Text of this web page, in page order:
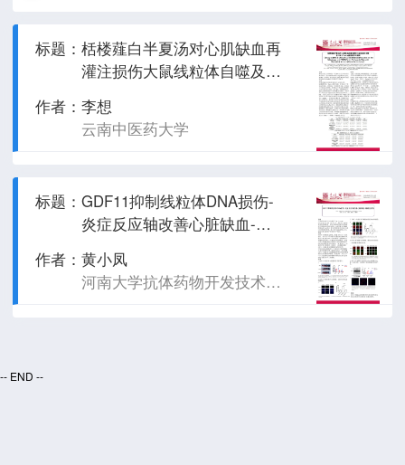
标题：栝楼薤白半夏汤对心肌缺血再
灌注损伤大鼠线粒体自噬及
作者：李想
云南中医药大学
标题：GDF11抑制线粒体DNA损伤-
炎症反应轴改善心脏缺血-再
作者：黄小凤
河南大学抗体药物开发技术国家地方联合工程实验室
-- END --